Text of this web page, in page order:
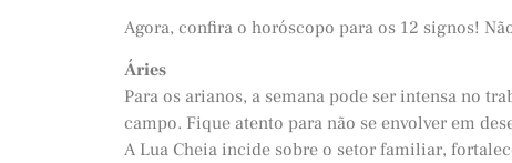
Agora, confira o horóscopo para os 12 signos!
Áries
Para os arianos, a semana pode ser intensa no
campo. Fique atento para não se envolver em
A Lua Cheia incide sobre o setor familiar,